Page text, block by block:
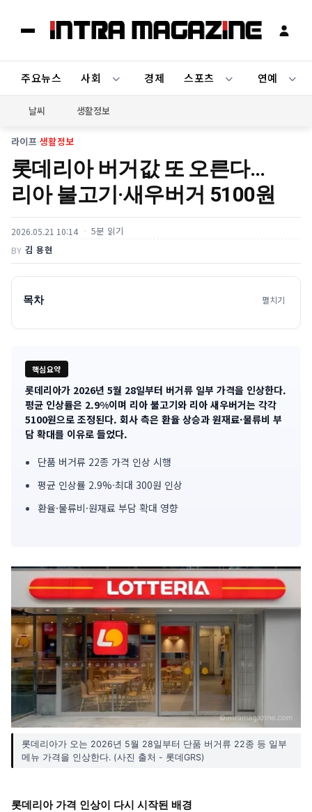
주요뉴스 사회 경제 스포츠 연예
날씨 생활정보
라이프›생활정보
롯데리아 버거값 또 오른다…
리아 불고기·새우버거 5100원
2026.05.21 10:14 5분 읽기
BY 김 용현
목차 펼치기
핵심요약
기
사
롯데리아가 2026년 5월 28일부터 버거류 일부 가격을 인상한다.
평균 인상률은 2.9%이며 리아 불고기와 리아 새우버거는 각각
5100원으로 조정된다. 회사 측은 환율 상승과 원재료·물류비 부
담 확대를 이유로 들었다.
단품 버거류 22종 가격 인상 시행
평균 인상률 2.9%·최대 300원 인상
환율·물류비·원재료 부담 확대 영향
롯데리아가 오는 2026년 5월 28일부터 단품 버거류 22종 등 일부
메뉴 가격을 인상한다. (사진 출처 - 롯데GRS)
롯데리아 가격 인상이 다시 시작된 배경